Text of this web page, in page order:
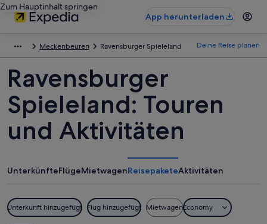
Zum Hauptinhalt springen
App herunterladen
Meckenbeuren Ravensburger Spieleland Deine Reise planen
Ravensburger
Spieleland: Touren
und Aktivitäten
UnterkünfteFlügeMietwagenReisepaketeAktivitäten
Unterkunft hinzugefügt Flug hinzugefügt MietwagenEconomy